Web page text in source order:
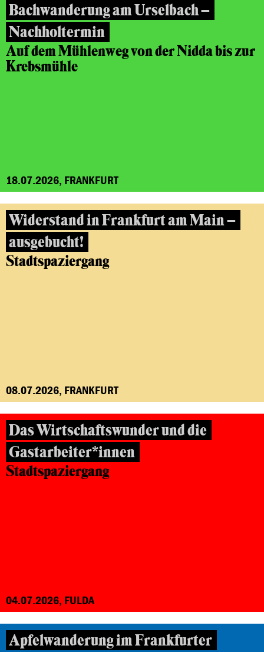
Bachwanderung am Urselbach –
Nachholtermin
Auf dem Mühlenweg von der Nidda bis zur
Krebsmühle
18.07.2026, FRANKFURT
Widerstand in Frankfurt am Main –
ausgebucht!
Stadtspaziergang
08.07.2026, FRANKFURT
Das Wirtschaftswunder und die
Gastarbeiter*innen
Stadtspaziergang
04.07.2026, FULDA
Apfelwanderung im Frankfurter